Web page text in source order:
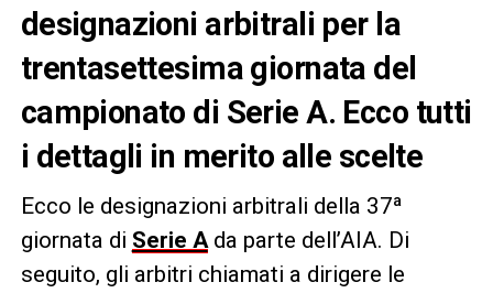
designazioni arbitrali per la
trentasettesima giornata del
campionato di Serie A. Ecco tutti
i dettagli in merito alle scelte
Ecco le designazioni arbitrali della 37ª
giornata di Serie A da parte dell’AIA. Di
seguito, gli arbitri chiamati a dirigere le